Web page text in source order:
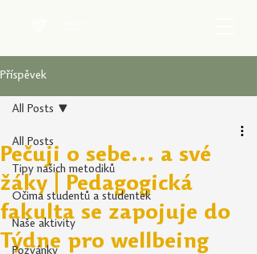
Příspěvek
All Posts
Tipy našich metodiků
Očima studentů a studentek
Naše aktivity
Pozvánky
All Posts
Pečuji o sebe… a své
žáky | Pedagogická
fakulta se zapojuje do
Týdne pro wellbeing